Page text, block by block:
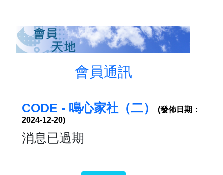
會員通訊
CODE - 鳴心家社（二）
(發佈日期：
2024-12-20)
消息已過期